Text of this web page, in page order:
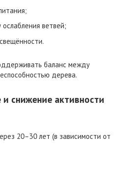
ветвей;
баланс между
дерева.
и снижение активности
20–30 лет (в зависимости от